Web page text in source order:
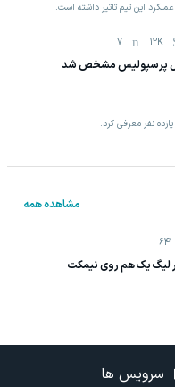
این تیم تاثیر داشته است.
12K
7
پرسپولیس مشخص شد
نفر معرفی کرد.
مشاهده همه
641
لیگ یک هم روی نیمکت
سرویس ها